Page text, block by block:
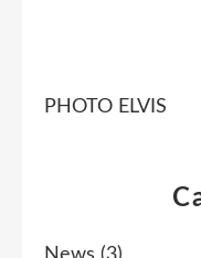
PHOTO ELVIS